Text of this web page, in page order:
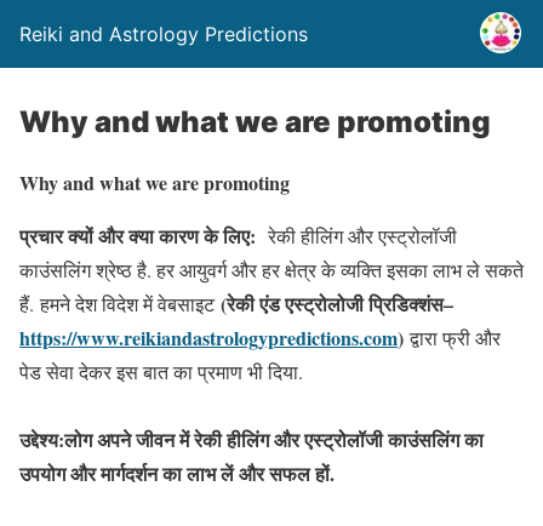
Reiki and Astrology Predictions
Why and what we are promoting
Why and what we are promoting
प्रचार क्यों और क्या कारण के लिए:रेकी हीलिंग और एस्ट्रोलॉजी
काउंसलिंग श्रेष्ठ है. हर आयुवर्ग और हर क्षेत्र के व्यक्ति इसका लाभ ले सकते
हैं. हमने देश विदेश में वेबसाइट(रेकी एंड एस्ट्रोलोजी प्रिडिक्शंस–
https://www.reikiandastrologypredictions.com)द्वारा फ्री और
पेड सेवा देकर इस बात का प्रमाण भी दिया.
उद्देश्य:लोग अपने जीवन में रेकी हीलिंग और एस्ट्रोलॉजी काउंसलिंग का
उपयोग और मार्गदर्शन का लाभ लें और सफल हों.